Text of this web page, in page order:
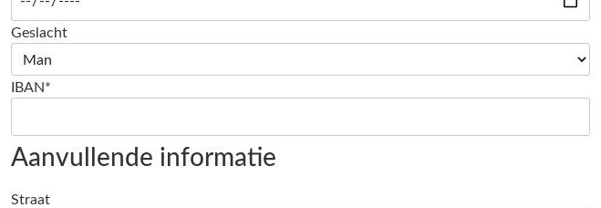
Geslacht
IBAN*
Aanvullende informatie
Straat